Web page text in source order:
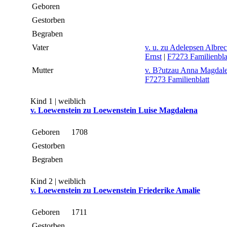
Geboren
Gestorben
Begraben
Vater
v. u. zu Adelepsen
Ernst| F7273
Mutter
v. B?utzau Anna
F7273 Familienblatt
Kind 1 | weiblich
v. Loewenstein zu Loewenstein Luise Magdalena
Geboren
1708
Gestorben
Begraben
Kind 2 | weiblich
v. Loewenstein zu Loewenstein Friederike Amalie
Geboren
1711